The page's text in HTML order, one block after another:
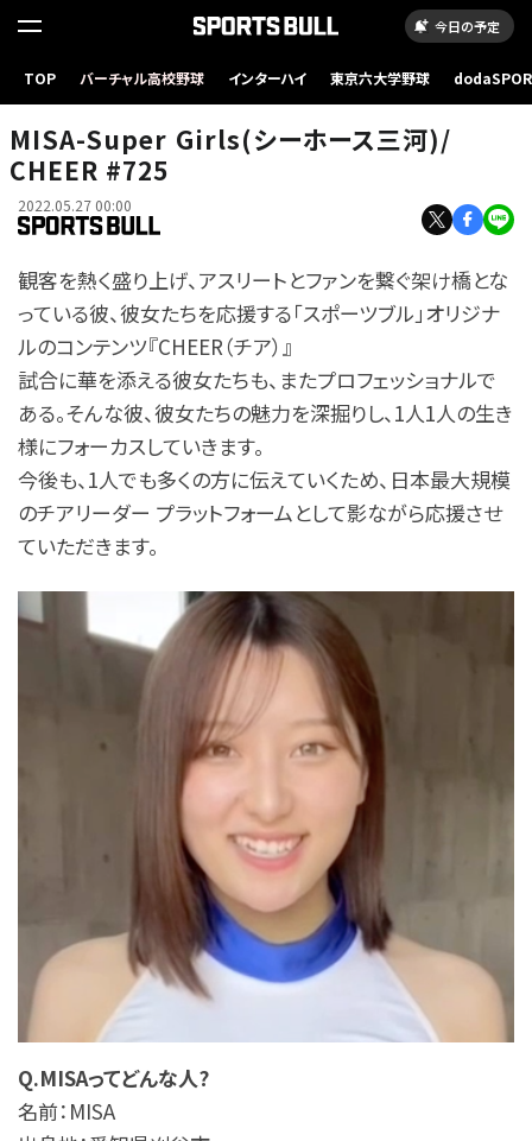
今日の予定
TOP バーチャル高校野球 インターハイ 東京六大学野球
MISA-Super Girls(シーホース三河)/
CHEER #725
2022.05.27 00:00
観客を熱く盛り上げ、アスリートとファンを繋ぐ架け橋とな
っている彼、彼女たちを応援する「スポーツブル」オリジナ
ルのコンテンツ『CHEER（チア）』
試合に華を添える彼女たちも、またプロフェッショナルで
ある。そんな彼、彼女たちの魅力を深掘りし、1人1人の生き
様にフォーカスしていきます。
今後も、1人でも多くの方に伝えていくため、日本最大規模
のチアリーダー プラットフォームとして影ながら応援させ
ていただきます。
Q.MISAってどんな人?
名前：MISA